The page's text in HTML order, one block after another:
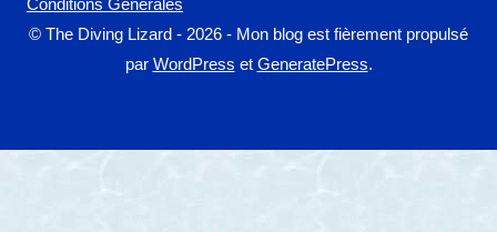
© The Diving Lizard - 2026 - Mon blog est fièrement propulsé
par WordPress et GeneratePress.
Conditions Générales